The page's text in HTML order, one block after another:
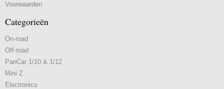
Voorwaarden
Categorieën
On-road
Off-road
PanCar 1/10 & 1/12
Mini Z
Electronics